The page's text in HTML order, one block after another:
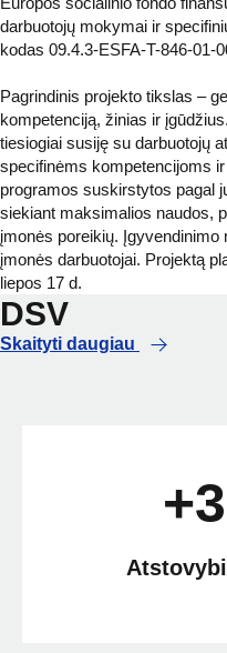
darbuotojų mokymai ir
kodas 09.4.3-ESFA-T-846-01-
Pagrindinis projekto tikslas –
kompetenciją, žinias ir
tiesiogiai susiję su darbuotojų
specifinėms kompetencijoms
programos suskirstytos pagal
siekiant maksimalios naudos,
įmonės poreikių.
įmonės darbuotojai. Projektą
liepos 17 d.
DSV
Skaityti daugiau